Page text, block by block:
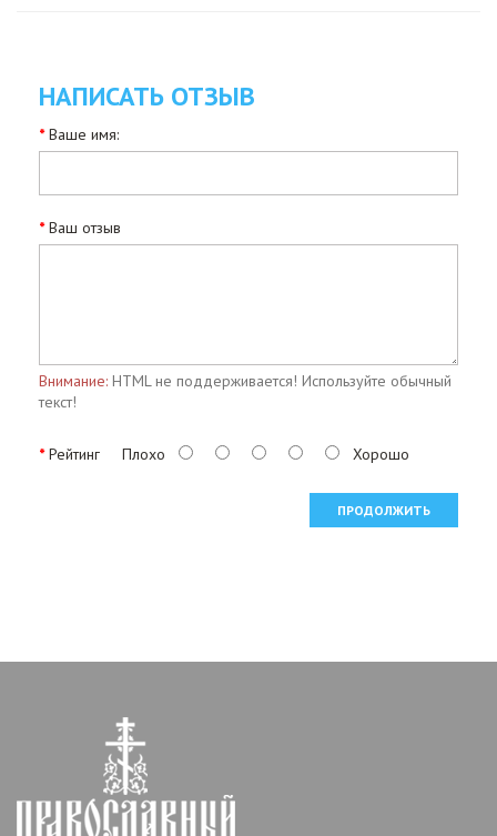
НАПИСАТЬ ОТЗЫВ
Ваше имя:
Ваш отзыв
Внимание: HTML не поддерживается! Используйте обычный
текст!
Рейтинг Плохо Хорошо
ПРОДОЛЖИТЬ